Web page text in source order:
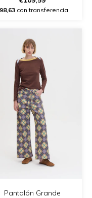
con transferencia
Pantalón Grande